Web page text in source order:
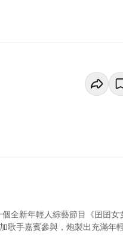
全新年輕人綜藝節目《囝囝女
歌手嘉賓參與，炮製出充滿年